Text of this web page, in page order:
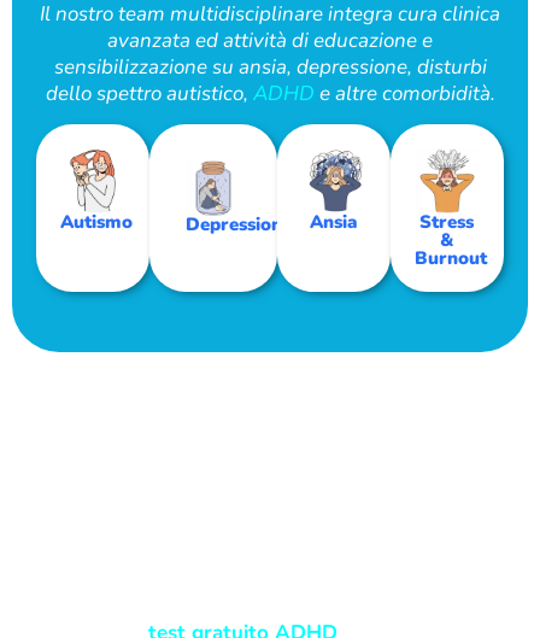
Il nostro team multidisciplinare integra cura clinica
avanzata ed attività di educazione e
sensibilizzazione su ansia, depressione, disturbi
dello spettro autistico, ADHD e altre comorbidità.
Autismo Depressione Ansia Stress
&
Burnout